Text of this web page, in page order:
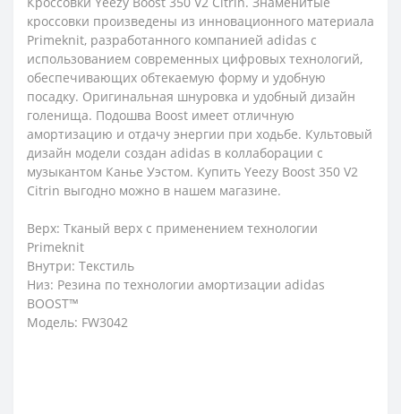
кроссовки произведены из инновационного материала
Primeknit, разработанного компанией adidas с
использованием современных цифровых технологий,
обеспечивающих обтекаемую форму и удобную
посадку. Оригинальная шнуровка и удобный дизайн
голенища. Подошва Boost имеет отличную
амортизацию и отдачу энергии при ходьбе. Культовый
дизайн модели создан adidas в коллаборации с
музыкантом Канье Уэстом. Купить Yееzy Boost 350 V2
Citrin выгодно можно в нашем магазине.
Верх: Тканый верх с применением технологии
Primeknit
Внутри: Текстиль
Низ: Резина по технологии амортизации adidas
BOOST™
Модель: FW3042